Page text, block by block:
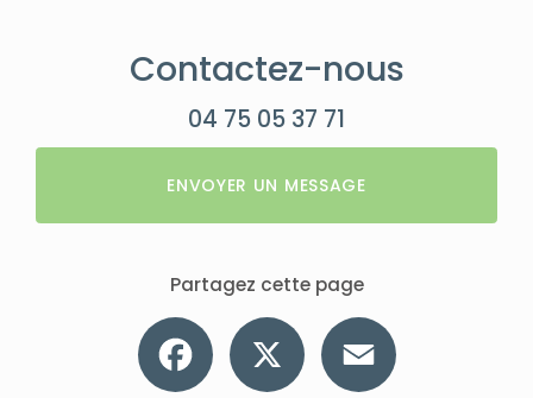
Contactez-nous
04 75 05 37 71
ENVOYER UN MESSAGE
Partagez cette page
Facebook